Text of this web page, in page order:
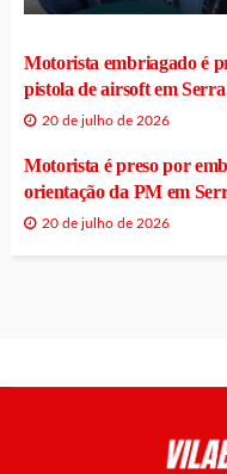
Motorista embriagado é
pistola de airsoft em
20 de julho de 2026
Motorista é preso por
orientação da PM em
20 de julho de 2026